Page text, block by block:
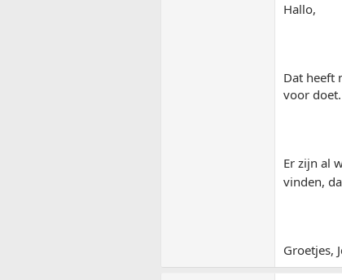
Hallo,
Dat heeft
voor doet.
Er zijn al
vinden,
Groetjes,